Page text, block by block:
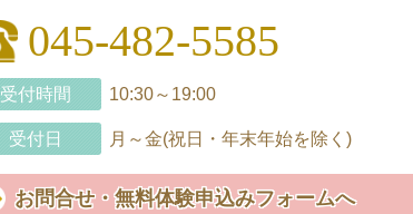
045-482-5585
受付時間 10:30～19:00
受付日 月～金(祝日・年末年始を除く)
お問合せ・無料体験申込みフォームへ